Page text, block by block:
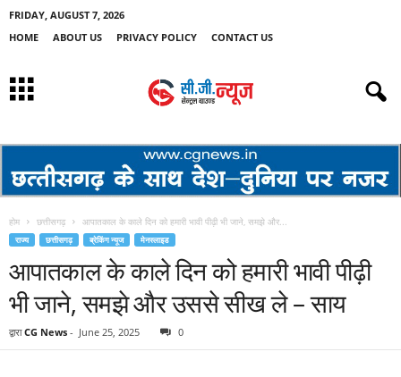
FRIDAY, AUGUST 7, 2026
HOME
ABOUT US PRIVACY POLICY CONTACT US
होम छत्तीसगढ़ आपातकाल के काले दिन को हमारी भावी पीढ़ी भी जाने, समझे और...
राज्य छत्तीसगढ़ ब्रेकिंग न्यूज मेनस्लाइड
आपातकाल के काले दिन को हमारी भावी पीढ़ी
भी जाने, समझे और उससे सीख ले – साय
द्वारा CG News - June 25, 2025 0